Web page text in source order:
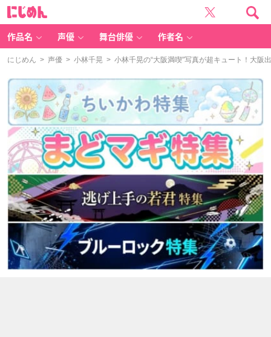
作品名 声優 舞台俳優 作者名
にじめん > 声優 > 小林千晃 > 小林千晃の“大阪満喫”写真が超キュート！大阪